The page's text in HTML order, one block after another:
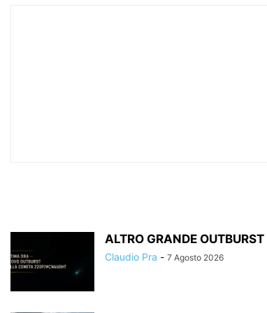
ALTRO GRANDE
Claudio Pra - 7 Agosto 2026